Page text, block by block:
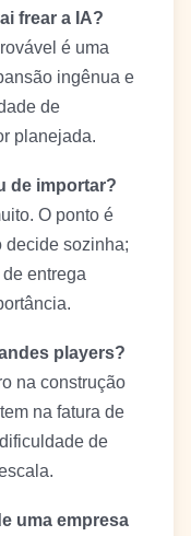
frear a IA?
é uma
ingênua e
de
planejada.
de importar?
O ponto é
decide sozinha;
entrega
players?
na construção
na fatura de
de
uma empresa